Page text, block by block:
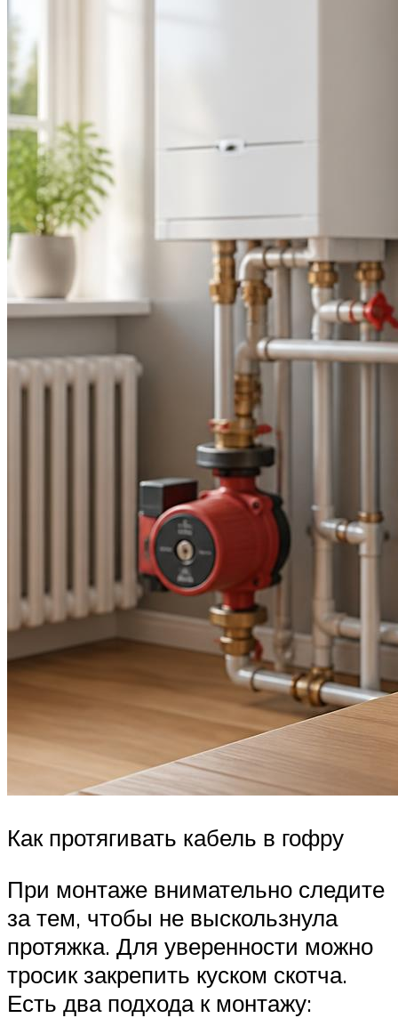
Как протягивать кабель в гофру
При монтаже внимательно следите
за тем, чтобы не выскользнула
протяжка. Для уверенности можно
тросик закрепить куском скотча.
Есть два подхода к монтажу: